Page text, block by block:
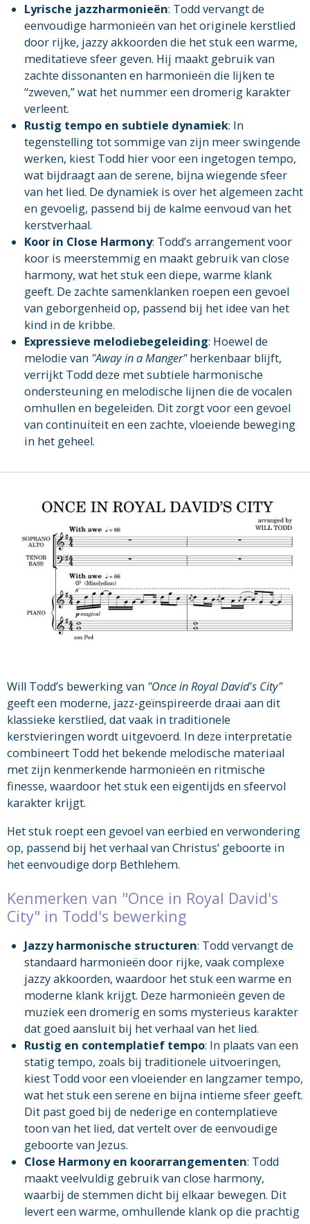
Lyrische jazzharmonieën: Todd vervangt de
eenvoudige harmonieën van het originele kerstlied
door rijke, jazzy akkoorden die het stuk een warme,
meditatieve sfeer geven. Hij maakt gebruik van
zachte dissonanten en harmonieën die lijken te
“zweven,” wat het nummer een dromerig karakter
verleent.
Rustig tempo en subtiele dynamiek: In
tegenstelling tot sommige van zijn meer swingende
werken, kiest Todd hier voor een ingetogen tempo,
wat bijdraagt aan de serene, bijna wiegende sfeer
van het lied. De dynamiek is over het algemeen zacht
en gevoelig, passend bij de kalme eenvoud van het
kerstverhaal.
Koor in Close Harmony: Todd’s arrangement voor
koor is meerstemmig en maakt gebruik van close
harmony, wat het stuk een diepe, warme klank
geeft. De zachte samenklanken roepen een gevoel
van geborgenheid op, passend bij het idee van het
kind in de kribbe.
Expressieve melodiebegeleiding: Hoewel de
melodie van "Away in a Manger"herkenbaar blijft,
verrijkt Todd deze met subtiele harmonische
ondersteuning en melodische lijnen die de vocalen
omhullen en begeleiden. Dit zorgt voor een gevoel
van continuiteit en een zachte, vloeiende beweging
in het geheel.
Will Todd’s bewerking van "Once in Royal David's City"
geeft een moderne, jazz-geïnspireerde draai aan dit
klassieke kerstlied, dat vaak in traditionele
kerstvieringen wordt uitgevoerd. In deze interpretatie
combineert Todd het bekende melodische materiaal
met zijn kenmerkende harmonieën en ritmische
finesse, waardoor het stuk een eigentijds en sfeervol
karakter krijgt.
Het stuk roept een gevoel van eerbied en verwondering
op, passend bij het verhaal van Christus’ geboorte in
het eenvoudige dorp Bethlehem.
Kenmerken van "Once in Royal David's
City" in Todd's bewerking
Jazzy harmonische structuren: Todd vervangt de
standaard harmonieën door rijke, vaak complexe
jazzy akkoorden, waardoor het stuk een warme en
moderne klank krijgt. Deze harmonieën geven de
muziek een dromerig en soms mysterieus karakter
dat goed aansluit bij het verhaal van het lied.
Rustig en contemplatief tempo: In plaats van een
statig tempo, zoals bij traditionele uitvoeringen,
kiest Todd voor een vloeiender en langzamer tempo,
wat het stuk een serene en bijna intieme sfeer geeft.
Dit past goed bij de nederige en contemplatieve
toon van het lied, dat vertelt over de eenvoudige
geboorte van Jezus.
Close Harmony en koorarrangementen: Todd
maakt veelvuldig gebruik van close harmony,
waarbij de stemmen dicht bij elkaar bewegen. Dit
levert een warme, omhullende klank op die prachtig